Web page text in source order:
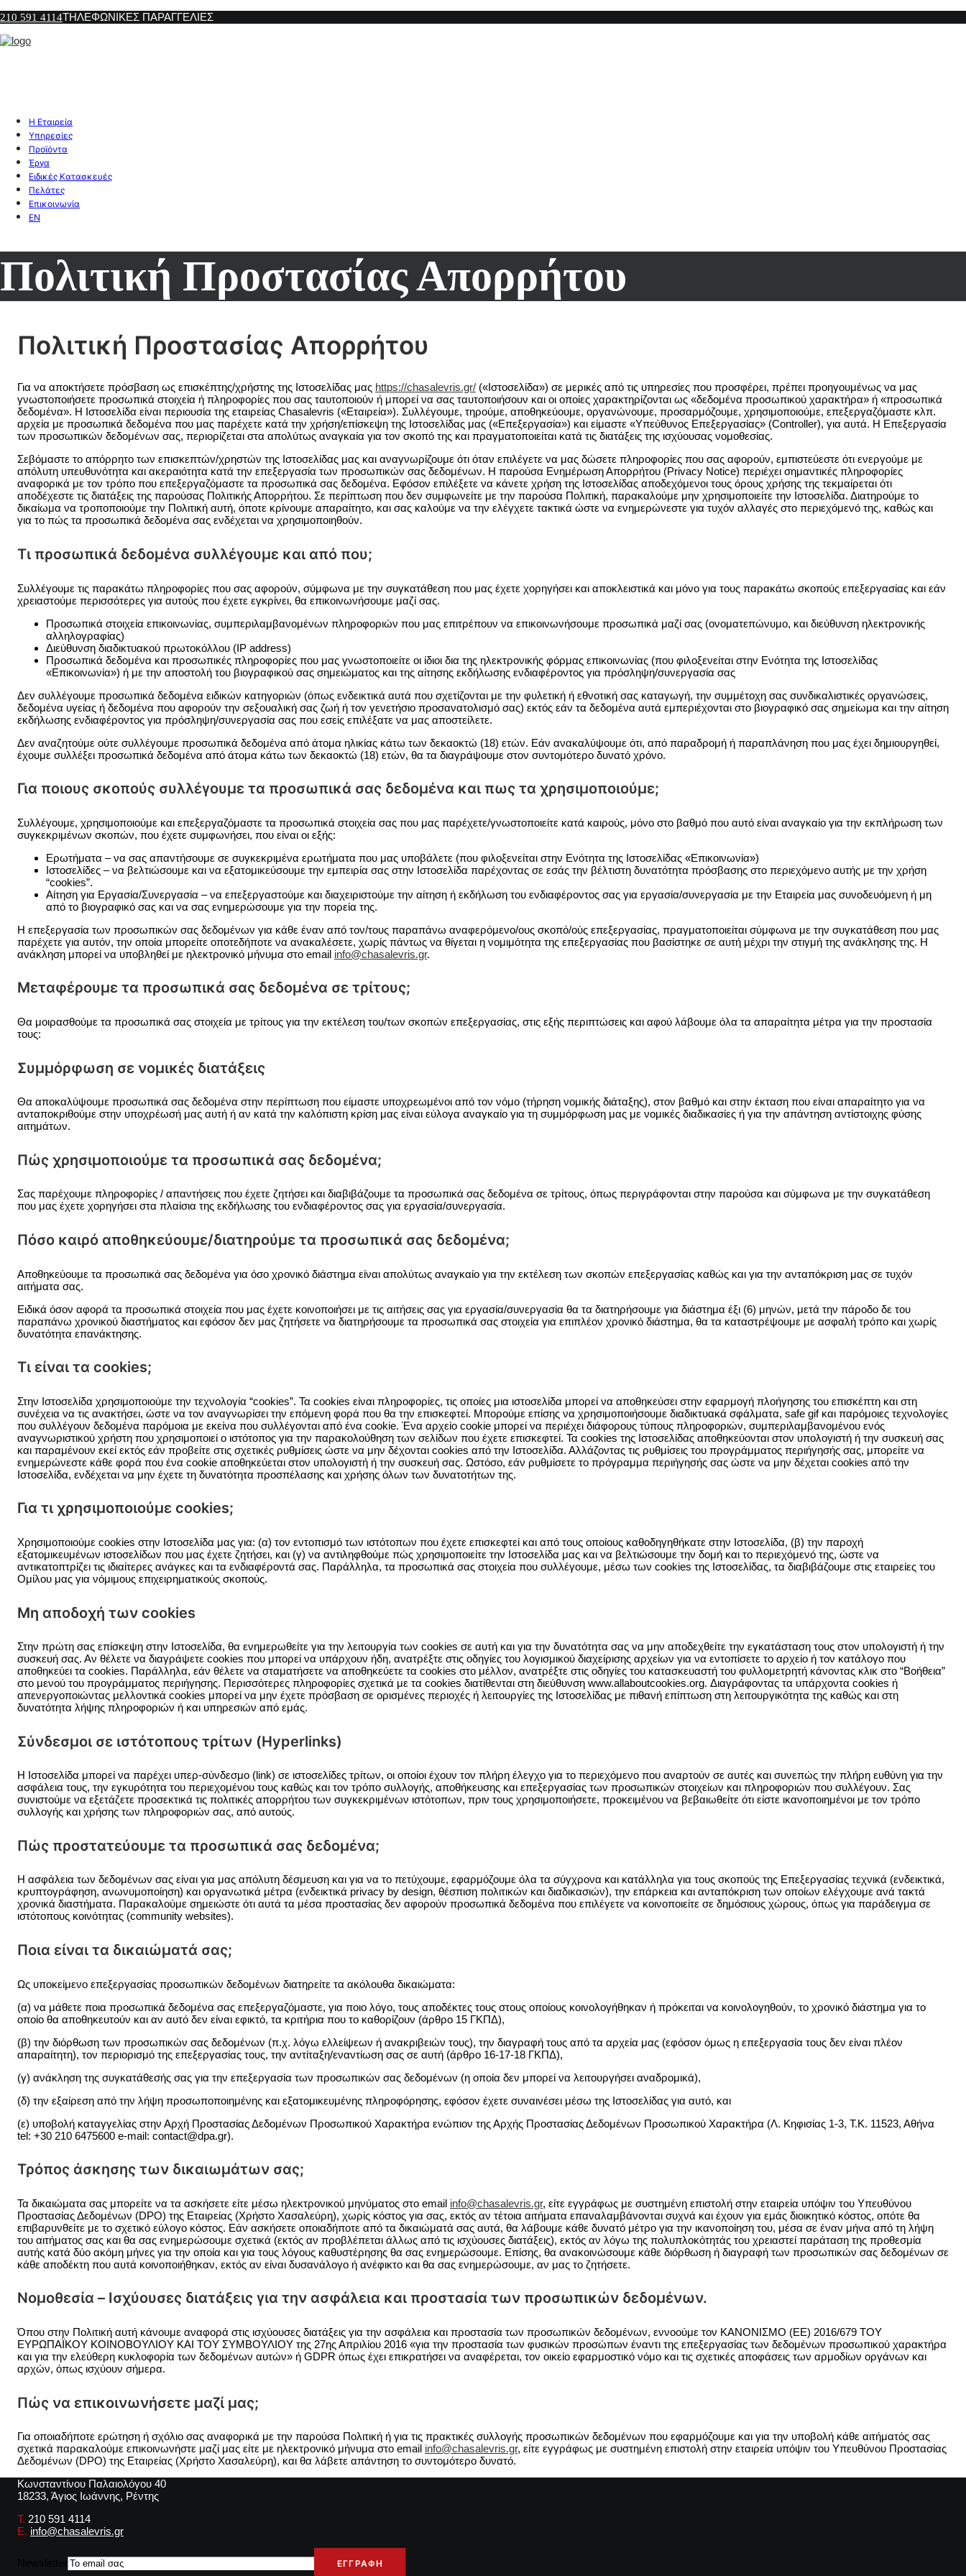
210 591 4114ΤΗΛΕΦΩΝΙΚΕΣ ΠΑΡΑΓΓΕΛΙΕΣ
Η Εταιρεία
Υπηρεσίες
Προϊόντα
Έργα
Ειδικές Κατασκευές
Πελάτες
Επικοινωνία
EN
Πολιτική Προστασίας Απορρήτου
Πολιτική Προστασίας Απορρήτου
Για να αποκτήσετε πρόσβαση ως επισκέπτης/χρήστης της Ιστοσελίδας μας https://chasalevris.gr/ («Ιστοσελίδα») σε μερικές από τις υπηρεσίες που προσφέρει, πρέπει προηγουμένως να μας
γνωστοποιήσετε προσωπικά στοιχεία ή πληροφορίες που σας ταυτοποιούν ή μπορεί να σας ταυτοποιήσουν και οι οποίες χαρακτηρίζονται ως «δεδομένα προσωπικού χαρακτήρα» ή «προσωπικά
δεδομένα». Η Ιστοσελίδα είναι περιουσία της εταιρείας Chasalevris («Εταιρεία»). Συλλέγουμε, τηρούμε, αποθηκεύουμε, οργανώνουμε, προσαρμόζουμε, χρησιμοποιούμε, επεξεργαζόμαστε κλπ.
αρχεία με προσωπικά δεδομένα που μας παρέχετε κατά την χρήση/επίσκεψη της Ιστοσελίδας μας («Επεξεργασία») και είμαστε «Υπεύθυνος Επεξεργασίας» (Controller), για αυτά. Η Επεξεργασία
των προσωπικών δεδομένων σας, περιορίζεται στα απολύτως αναγκαία για τον σκοπό της και πραγματοποιείται κατά τις διατάξεις της ισχύουσας νομοθεσίας.
Σεβόμαστε το απόρρητο των επισκεπτών/χρηστών της Ιστοσελίδας μας και αναγνωρίζουμε ότι όταν επιλέγετε να μας δώσετε πληροφορίες που σας αφορούν, εμπιστεύεστε ότι ενεργούμε με
απόλυτη υπευθυνότητα και ακεραιότητα κατά την επεξεργασία των προσωπικών σας δεδομένων. Η παρούσα Ενημέρωση Απορρήτου (Privacy Notice) περιέχει σημαντικές πληροφορίες
αναφορικά με τον τρόπο που επεξεργαζόμαστε τα προσωπικά σας δεδομένα. Εφόσον επιλέξετε να κάνετε χρήση της Ιστοσελίδας αποδεχόμενοι τους όρους χρήσης της τεκμαίρεται ότι
αποδέχεστε τις διατάξεις της παρούσας Πολιτικής Απορρήτου. Σε περίπτωση που δεν συμφωνείτε με την παρούσα Πολιτική, παρακαλούμε μην χρησιμοποιείτε την Ιστοσελίδα. Διατηρούμε το
δικαίωμα να τροποποιούμε την Πολιτική αυτή, όποτε κρίνουμε απαραίτητο, και σας καλούμε να την ελέγχετε τακτικά ώστε να ενημερώνεστε για τυχόν αλλαγές στο περιεχόμενό της, καθώς και
για το πώς τα προσωπικά δεδομένα σας ενδέχεται να χρησιμοποιηθούν.
Τι προσωπικά δεδομένα συλλέγουμε και από που;
Συλλέγουμε τις παρακάτω πληροφορίες που σας αφορούν, σύμφωνα με την συγκατάθεση που μας έχετε χορηγήσει και αποκλειστικά και μόνο για τους παρακάτω σκοπούς επεξεργασίας και εάν
χρειαστούμε περισσότερες για αυτούς που έχετε εγκρίνει, θα επικοινωνήσουμε μαζί σας.
Προσωπικά στοιχεία επικοινωνίας, συμπεριλαμβανομένων πληροφοριών που μας επιτρέπουν να επικοινωνήσουμε προσωπικά μαζί σας (ονοματεπώνυμο, και διεύθυνση ηλεκτρονικής
αλληλογραφίας)
Διεύθυνση διαδικτυακού πρωτοκόλλου (IP address)
Προσωπικά δεδομένα και προσωπικές πληροφορίες που μας γνωστοποιείτε οι ίδιοι δια της ηλεκτρονικής φόρμας επικοινωνίας (που φιλοξενείται στην Ενότητα της Ιστοσελίδας
«Επικοινωνία») ή με την αποστολή του βιογραφικού σας σημειώματος και της αίτησης εκδήλωσης ενδιαφέροντος για πρόσληψη/συνεργασία σας
Δεν συλλέγουμε προσωπικά δεδομένα ειδικών κατηγοριών (όπως ενδεικτικά αυτά που σχετίζονται με την φυλετική ή εθνοτική σας καταγωγή, την συμμέτοχη σας συνδικαλιστικές οργανώσεις,
δεδομένα υγείας ή δεδομένα που αφορούν την σεξουαλική σας ζωή ή τον γενετήσιο προσανατολισμό σας) εκτός εάν τα δεδομένα αυτά εμπεριέχονται στο βιογραφικό σας σημείωμα και την αίτηση
εκδήλωσης ενδιαφέροντος για πρόσληψη/συνεργασία σας που εσείς επιλέξατε να μας αποστείλετε.
Δεν αναζητούμε ούτε συλλέγουμε προσωπικά δεδομένα από άτομα ηλικίας κάτω των δεκαοκτώ (18) ετών. Εάν ανακαλύψουμε ότι, από παραδρομή ή παραπλάνηση που μας έχει δημιουργηθεί,
έχουμε συλλέξει προσωπικά δεδομένα από άτομα κάτω των δεκαοκτώ (18) ετών, θα τα διαγράψουμε στον συντομότερο δυνατό χρόνο.
Για ποιους σκοπούς συλλέγουμε τα προσωπικά σας δεδομένα και πως τα χρησιμοποιούμε;
Συλλέγουμε, χρησιμοποιούμε και επεξεργαζόμαστε τα προσωπικά στοιχεία σας που μας παρέχετε/γνωστοποιείτε κατά καιρούς, μόνο στο βαθμό που αυτό είναι αναγκαίο για την εκπλήρωση των
συγκεκριμένων σκοπών, που έχετε συμφωνήσει, που είναι οι εξής:
Ερωτήματα – να σας απαντήσουμε σε συγκεκριμένα ερωτήματα που μας υποβάλετε (που φιλοξενείται στην Ενότητα της Ιστοσελίδας «Επικοινωνία»)
Ιστοσελίδες – να βελτιώσουμε και να εξατομικεύσουμε την εμπειρία σας στην Ιστοσελίδα παρέχοντας σε εσάς την βέλτιστη δυνατότητα πρόσβασης στο περιεχόμενο αυτής με την χρήση
“cookies”.
Αίτηση για Εργασία/Συνεργασία – να επεξεργαστούμε και διαχειριστούμε την αίτηση ή εκδήλωση του ενδιαφέροντος σας για εργασία/συνεργασία με την Εταιρεία μας συνοδευόμενη ή μη
από το βιογραφικό σας και να σας ενημερώσουμε για την πορεία της.
Η επεξεργασία των προσωπικών σας δεδομένων για κάθε έναν από τον/τους παραπάνω αναφερόμενο/ους σκοπό/ούς επεξεργασίας, πραγματοποιείται σύμφωνα με την συγκατάθεση που μας
παρέχετε για αυτόν, την οποία μπορείτε οποτεδήποτε να ανακαλέσετε, χωρίς πάντως να θίγεται η νομιμότητα της επεξεργασίας που βασίστηκε σε αυτή μέχρι την στιγμή της ανάκλησης της. Η
ανάκληση μπορεί να υποβληθεί με ηλεκτρονικό μήνυμα στο email info@chasalevris.gr.
Μεταφέρουμε τα προσωπικά σας δεδομένα σε τρίτους;
Θα μοιρασθούμε τα προσωπικά σας στοιχεία με τρίτους για την εκτέλεση του/των σκοπών επεξεργασίας, στις εξής περιπτώσεις και αφού λάβουμε όλα τα απαραίτητα μέτρα για την προστασία
τους:
Συμμόρφωση σε νομικές διατάξεις
Θα αποκαλύψουμε προσωπικά σας δεδομένα στην περίπτωση που είμαστε υποχρεωμένοι από τον νόμο (τήρηση νομικής διάταξης), στον βαθμό και στην έκταση που είναι απαραίτητο για να
ανταποκριθούμε στην υποχρέωσή μας αυτή ή αν κατά την καλόπιστη κρίση μας είναι εύλογα αναγκαίο για τη συμμόρφωση μας με νομικές διαδικασίες ή για την απάντηση αντίστοιχης φύσης
αιτημάτων.
Πώς χρησιμοποιούμε τα προσωπικά σας δεδομένα;
Σας παρέχουμε πληροφορίες / απαντήσεις που έχετε ζητήσει και διαβιβάζουμε τα προσωπικά σας δεδομένα σε τρίτους, όπως περιγράφονται στην παρούσα και σύμφωνα με την συγκατάθεση
που μας έχετε χορηγήσει στα πλαίσια της εκδήλωσης του ενδιαφέροντος σας για εργασία/συνεργασία.
Πόσο καιρό αποθηκεύουμε/διατηρούμε τα προσωπικά σας δεδομένα;
Αποθηκεύουμε τα προσωπικά σας δεδομένα για όσο χρονικό διάστημα είναι απολύτως αναγκαίο για την εκτέλεση των σκοπών επεξεργασίας καθώς και για την ανταπόκριση μας σε τυχόν
αιτήματα σας.
Ειδικά όσον αφορά τα προσωπικά στοιχεία που μας έχετε κοινοποιήσει με τις αιτήσεις σας για εργασία/συνεργασία θα τα διατηρήσουμε για διάστημα έξι (6) μηνών, μετά την πάροδο δε του
παραπάνω χρονικού διαστήματος και εφόσον δεν μας ζητήσετε να διατηρήσουμε τα προσωπικά σας στοιχεία για επιπλέον χρονικό διάστημα, θα τα καταστρέψουμε με ασφαλή τρόπο και χωρίς
δυνατότητα επανάκτησης.
Τι είναι τα cookies;
Στην Ιστοσελίδα χρησιμοποιούμε την τεχνολογία “cookies”. Τα cookies είναι πληροφορίες, τις οποίες μια ιστοσελίδα μπορεί να αποθηκεύσει στην εφαρμογή πλοήγησης του επισκέπτη και στη
συνέχεια να τις ανακτήσει, ώστε να τον αναγνωρίσει την επόμενη φορά που θα την επισκεφτεί. Μπορούμε επίσης να χρησιμοποιήσουμε διαδικτυακά σφάλματα, safe gif και παρόμοιες τεχνολογίες
που συλλέγουν δεδομένα παρόμοια με εκείνα που συλλέγονται από ένα cookie. Ένα αρχείο cookie μπορεί να περιέχει διάφορους τύπους πληροφοριών, συμπεριλαμβανομένου ενός
αναγνωριστικού χρήστη που χρησιμοποιεί ο ιστότοπος για την παρακολούθηση των σελίδων που έχετε επισκεφτεί. Τα cookies της Ιστοσελίδας αποθηκεύονται στον υπολογιστή ή την συσκευή σας
και παραμένουν εκεί εκτός εάν προβείτε στις σχετικές ρυθμίσεις ώστε να μην δέχονται cookies από την Ιστοσελίδα. Αλλάζοντας τις ρυθμίσεις του προγράμματος περιήγησής σας, μπορείτε να
ενημερώνεστε κάθε φορά που ένα cookie αποθηκεύεται στον υπολογιστή ή την συσκευή σας. Ωστόσο, εάν ρυθμίσετε το πρόγραμμα περιήγησής σας ώστε να μην δέχεται cookies από την
Ιστοσελίδα, ενδέχεται να μην έχετε τη δυνατότητα προσπέλασης και χρήσης όλων των δυνατοτήτων της.
Για τι χρησιμοποιούμε cookies;
Χρησιμοποιούμε cookies στην Ιστοσελίδα μας για: (α) τον εντοπισμό των ιστότοπων που έχετε επισκεφτεί και από τους οποίους καθοδηγηθήκατε στην Ιστοσελίδα, (β) την παροχή
εξατομικευμένων ιστοσελίδων που μας έχετε ζητήσει, και (γ) να αντιληφθούμε πώς χρησιμοποιείτε την Ιστοσελίδα μας και να βελτιώσουμε την δομή και το περιεχόμενό της, ώστε να
αντικατοπτρίζει τις ιδιαίτερες ανάγκες και τα ενδιαφέροντά σας. Παράλληλα, τα προσωπικά σας στοιχεία που συλλέγουμε, μέσω των cookies της Ιστοσελίδας, τα διαβιβάζουμε στις εταιρείες του
Ομίλου μας για νόμιμους επιχειρηματικούς σκοπούς.
Μη αποδοχή των cookies
Στην πρώτη σας επίσκεψη στην Ιστοσελίδα, θα ενημερωθείτε για την λειτουργία των cookies σε αυτή και για την δυνατότητα σας να μην αποδεχθείτε την εγκατάσταση τους στον υπολογιστή ή την
συσκευή σας. Αν θέλετε να διαγράψετε cookies που μπορεί να υπάρχουν ήδη, ανατρέξτε στις οδηγίες του λογισμικού διαχείρισης αρχείων για να εντοπίσετε το αρχείο ή τον κατάλογο που
αποθηκεύει τα cookies. Παράλληλα, εάν θέλετε να σταματήσετε να αποθηκεύετε τα cookies στο μέλλον, ανατρέξτε στις οδηγίες του κατασκευαστή του φυλλομετρητή κάνοντας κλικ στο “Βοήθεια”
στο μενού του προγράμματος περιήγησης. Περισσότερες πληροφορίες σχετικά με τα cookies διατίθενται στη διεύθυνση www.allaboutcookies.org. Διαγράφοντας τα υπάρχοντα cookies ή
απενεργοποιώντας μελλοντικά cookies μπορεί να μην έχετε πρόσβαση σε ορισμένες περιοχές ή λειτουργίες της Ιστοσελίδας με πιθανή επίπτωση στη λειτουργικότητα της καθώς και στη
δυνατότητα λήψης πληροφοριών ή και υπηρεσιών από εμάς.
Σύνδεσμοι σε ιστότοπους τρίτων (Hyperlinks)
Η Ιστοσελίδα μπορεί να παρέχει υπερ-σύνδεσμο (link) σε ιστοσελίδες τρίτων, οι οποίοι έχουν τον πλήρη έλεγχο για το περιεχόμενο που αναρτούν σε αυτές και συνεπώς την πλήρη ευθύνη για την
ασφάλεια τους, την εγκυρότητα του περιεχομένου τους καθώς και τον τρόπο συλλογής, αποθήκευσης και επεξεργασίας των προσωπικών στοιχείων και πληροφοριών που συλλέγουν. Σας
συνιστούμε να εξετάζετε προσεκτικά τις πολιτικές απορρήτου των συγκεκριμένων ιστότοπων, πριν τους χρησιμοποιήσετε, προκειμένου να βεβαιωθείτε ότι είστε ικανοποιημένοι με τον τρόπο
συλλογής και χρήσης των πληροφοριών σας, από αυτούς.
Πώς προστατεύουμε τα προσωπικά σας δεδομένα;
Η ασφάλεια των δεδομένων σας είναι για μας απόλυτη δέσμευση και για να το πετύχουμε, εφαρμόζουμε όλα τα σύγχρονα και κατάλληλα για τους σκοπούς της Επεξεργασίας τεχνικά (ενδεικτικά,
κρυπτογράφηση, ανωνυμοποίηση) και οργανωτικά μέτρα (ενδεικτικά privacy by design, θέσπιση πολιτικών και διαδικασιών), την επάρκεια και ανταπόκριση των οποίων ελέγχουμε ανά τακτά
χρονικά διαστήματα. Παρακαλούμε σημειώστε ότι αυτά τα μέσα προστασίας δεν αφορούν προσωπικά δεδομένα που επιλέγετε να κοινοποιείτε σε δημόσιους χώρους, όπως για παράδειγμα σε
ιστότοπους κοινότητας (community websites).
Ποια είναι τα δικαιώματά σας;
Ως υποκείμενο επεξεργασίας προσωπικών δεδομένων διατηρείτε τα ακόλουθα δικαιώματα:
(α) να μάθετε ποια προσωπικά δεδομένα σας επεξεργαζόμαστε, για ποιο λόγο, τους αποδέκτες τους στους οποίους κοινολογήθηκαν ή πρόκειται να κοινολογηθούν, το χρονικό διάστημα για το
οποίο θα αποθηκευτούν και αν αυτό δεν είναι εφικτό, τα κριτήρια που το καθορίζουν (άρθρο 15 ΓΚΠΔ),
(β) την διόρθωση των προσωπικών σας δεδομένων (π.χ. λόγω ελλείψεων ή ανακριβειών τους), την διαγραφή τους από τα αρχεία μας (εφόσον όμως η επεξεργασία τους δεν είναι πλέον
απαραίτητη), τον περιορισμό της επεξεργασίας τους, την αντίταξη/εναντίωση σας σε αυτή (άρθρο 16-17-18 ΓΚΠΔ),
(γ) ανάκληση της συγκατάθεσής σας για την επεξεργασία των προσωπικών σας δεδομένων (η οποία δεν μπορεί να λειτουργήσει αναδρομικά),
(δ) την εξαίρεση από την λήψη προσωποποιημένης και εξατομικευμένης πληροφόρησης, εφόσον έχετε συναινέσει μέσω της Ιστοσελίδας για αυτό, και
(ε) υποβολή καταγγελίας στην Αρχή Προστασίας Δεδομένων Προσωπικού Χαρακτήρα ενώπιον της Αρχής Προστασίας Δεδομένων Προσωπικού Χαρακτήρα (Λ. Κηφισίας 1-3, Τ.Κ. 11523, Αθήνα
tel: +30 210 6475600 e-mail: contact@dpa.gr).
Τρόπος άσκησης των δικαιωμάτων σας;
Τα δικαιώματα σας μπορείτε να τα ασκήσετε είτε μέσω ηλεκτρονικού μηνύματος στο email info@chasalevris.gr, είτε εγγράφως με συστημένη επιστολή στην εταιρεία υπόψιν του Υπευθύνου
Προστασίας Δεδομένων (DPO) της Εταιρείας (Χρήστο Χασαλεύρη), χωρίς κόστος για σας, εκτός αν τέτοια αιτήματα επαναλαμβάνονται συχνά και έχουν για εμάς διοικητικό κόστος, οπότε θα
επιβαρυνθείτε με το σχετικό εύλογο κόστος. Εάν ασκήσετε οποιαδήποτε από τα δικαιώματά σας αυτά, θα λάβουμε κάθε δυνατό μέτρο για την ικανοποίηση του, μέσα σε έναν μήνα από τη λήψη
του αιτήματος σας και θα σας ενημερώσουμε σχετικά (εκτός αν προβλέπεται άλλως από τις ισχύουσες διατάξεις), εκτός αν λόγω της πολυπλοκότητάς του χρειαστεί παράταση της προθεσμία
αυτής κατά δύο ακόμη μήνες για την οποία και για τους λόγους καθυστέρησης θα σας ενημερώσουμε. Επίσης, θα ανακοινώσουμε κάθε διόρθωση ή διαγραφή των προσωπικών σας δεδομένων σε
κάθε αποδέκτη που αυτά κοινοποιήθηκαν, εκτός αν είναι δυσανάλογο ή ανέφικτο και θα σας ενημερώσουμε, αν μας το ζητήσετε.
Νομοθεσία – Ισχύουσες διατάξεις για την ασφάλεια και προστασία των προσωπικών δεδομένων.
Όπου στην Πολιτική αυτή κάνουμε αναφορά στις ισχύουσες διατάξεις για την ασφάλεια και προστασία των προσωπικών δεδομένων, εννοούμε τον ΚΑΝΟΝΙΣΜΟ (ΕΕ) 2016/679 ΤΟΥ
ΕΥΡΩΠΑΪΚΟΥ ΚΟΙΝΟΒΟΥΛΙΟΥ ΚΑΙ ΤΟΥ ΣΥΜΒΟΥΛΙΟΥ της 27ης Απριλίου 2016 «για την προστασία των φυσικών προσώπων έναντι της επεξεργασίας των δεδομένων προσωπικού χαρακτήρα
και για την ελεύθερη κυκλοφορία των δεδομένων αυτών» ή GDPR όπως έχει επικρατήσει να αναφέρεται, τον οικείο εφαρμοστικό νόμο και τις σχετικές αποφάσεις των αρμοδίων οργάνων και
αρχών, όπως ισχύουν σήμερα.
Πώς να επικοινωνήσετε μαζί μας;
Για οποιαδήποτε ερώτηση ή σχόλιο σας αναφορικά με την παρούσα Πολιτική ή για τις πρακτικές συλλογής προσωπικών δεδομένων που εφαρμόζουμε και για την υποβολή κάθε αιτήματός σας
σχετικά παρακαλούμε επικοινωνήστε μαζί μας είτε με ηλεκτρονικό μήνυμα στο email info@chasalevris.gr, είτε εγγράφως με συστημένη επιστολή στην εταιρεία υπόψιν του Υπευθύνου Προστασίας
Δεδομένων (DPO) της Εταιρείας (Χρήστο Χασαλεύρη), και θα λάβετε απάντηση το συντομότερο δυνατό.
Κωνσταντίνου Παλαιολόγου 40
18233, Άγιος Ιωάννης, Ρέντης
Τ. 210 591 4114
E. info@chasalevris.gr